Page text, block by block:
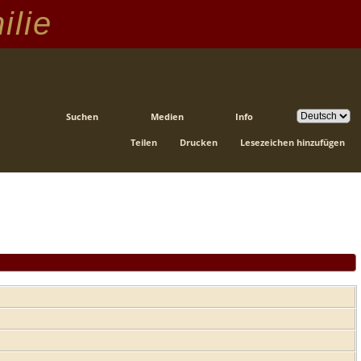
Suchen Medien Info
Teilen Drucken Lesezeichen hinzufügen